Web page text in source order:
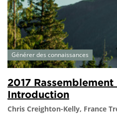
Générer des connaissances
2017
Introduction
Chris Creighton-Kelly, France